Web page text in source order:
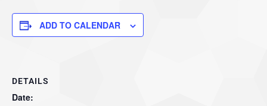
ADD TO CALENDAR
DETAILS
Date: